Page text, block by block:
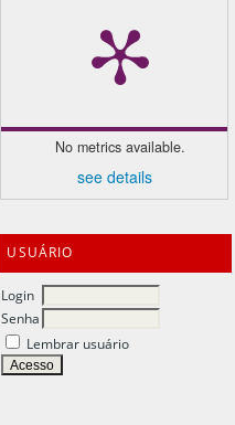
No metrics available.
see details
USUÁRIO
Login
Senha
Lembrar usuário